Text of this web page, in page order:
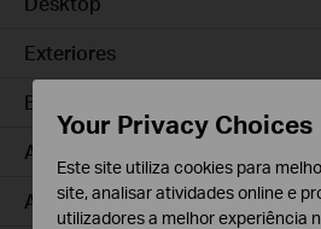
Exteriores
Bridge Wireless
Access Pro
Access Plus
Your Privacy Choices
Este site utiliza cookies para
site, analisar atividades online e
utilizadores a melhor experiência